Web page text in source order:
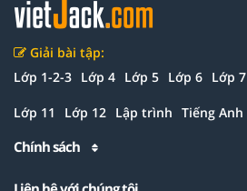
Giải bài tập:
Lớp 1-2-3 Lớp 4 Lớp 5 Lớp 6 Lớp 7
Lớp 11 Lớp 12 Lập trình Tiếng Anh
Chính sách